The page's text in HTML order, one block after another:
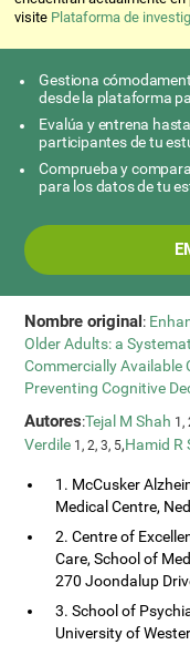
visite Plataforma de
Gestiona
desde la plataforma
Evalúa y entrena
participantes de tu
Comprueba y
para los datos de tu
Nombre original:
Older Adults: a
Commercially Available
Preventing Cognitive
Autores:Tejal M Shah 1,
Verdile 1, 2, 3, 5,Hamid R
1. McCusker
Medical Centre,
2. Centre of
Care, School of
270 Joondalup
3. School of
University of